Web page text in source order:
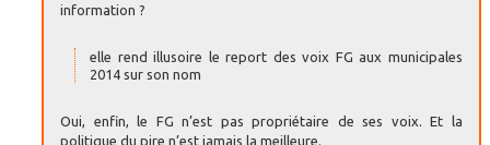
information ?
elle rend illusoire le report des voix FG aux municipales
2014 sur son nom
Oui, enfin, le FG n’est pas propriétaire de ses voix. Et la
politique du pire n’est jamais la meilleure.